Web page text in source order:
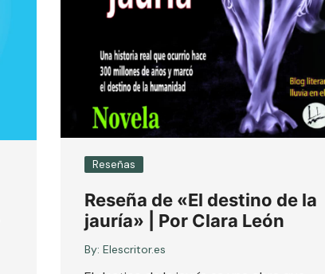
Reseñas
Reseña de «El destino de la
jauría» | Por Clara León
By: Elescritor.es